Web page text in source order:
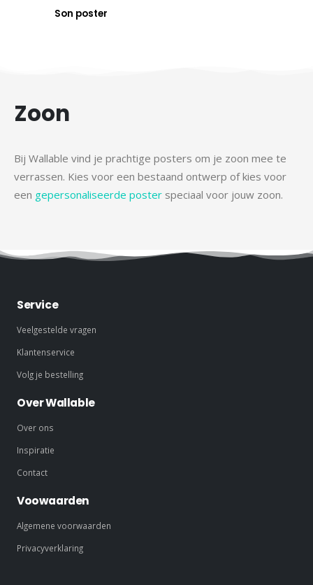
Son poster
Zoon
Bij Wallable vind je prachtige posters om je zoon mee te
verrassen. Kies voor een bestaand ontwerp of kies voor
een gepersonaliseerde poster speciaal voor jouw zoon.
Service
Veelgestelde vragen
Klantenservice
Volg je bestelling
Over Wallable
Over ons
Inspiratie
Contact
Voowaarden
Algemene voorwaarden
Privacyverklaring